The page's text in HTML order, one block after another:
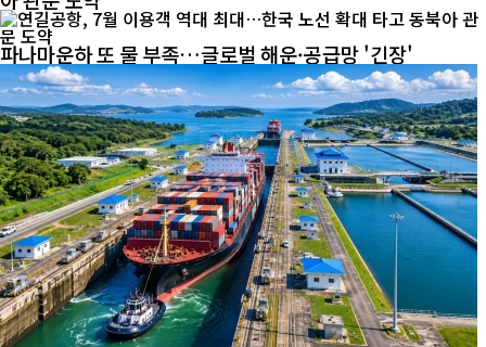
파나마운하 또 물 부족…글로벌 해운·공급망 '긴장'